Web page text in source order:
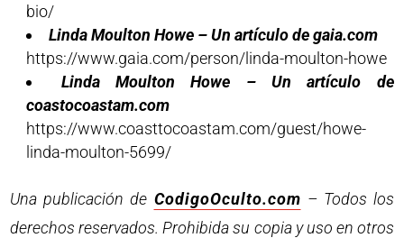
bio/
Linda Moulton Howe – Un artículo de gaia.com
https://www.gaia.com/person/linda-moulton-howe
Linda Moulton Howe – Un artículo de
coastocoastam.com
https://www.coasttocoastam.com/guest/howe-
linda-moulton-5699/
Una publicación de CodigoOculto.com – Todos los
derechos reservados. Prohibida su copia y uso en otros